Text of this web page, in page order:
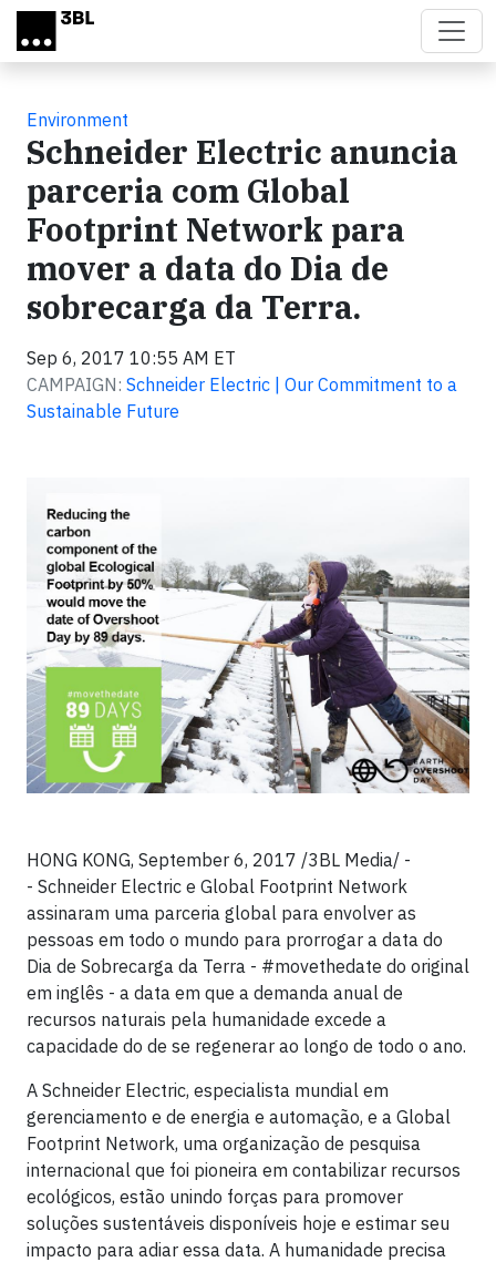
Skip to main content
Environment
Schneider Electric anuncia
parceria com Global
Footprint Network para
mover a data do Dia de
sobrecarga da Terra.
Sep 6, 2017 10:55 AM ET
CAMPAIGN: Schneider Electric | Our Commitment to a
Sustainable Future
HONG KONG, September 6, 2017 /3BL Media/ -
- Schneider Electric e Global Footprint Network
assinaram uma parceria global para envolver as
pessoas em todo o mundo para prorrogar a data do
Dia de Sobrecarga da Terra - #movethedate do original
em inglês - a data em que a demanda anual de
recursos naturais pela humanidade excede a
capacidade do de se regenerar ao longo de todo o ano.
A Schneider Electric, especialista mundial em
gerenciamento e de energia e automação, e a Global
Footprint Network, uma organização de pesquisa
internacional que foi pioneira em contabilizar recursos
ecológicos, estão unindo forças para promover
soluções sustentáveis ​​disponíveis hoje e estimar seu
impacto para adiar essa data. A humanidade precisa